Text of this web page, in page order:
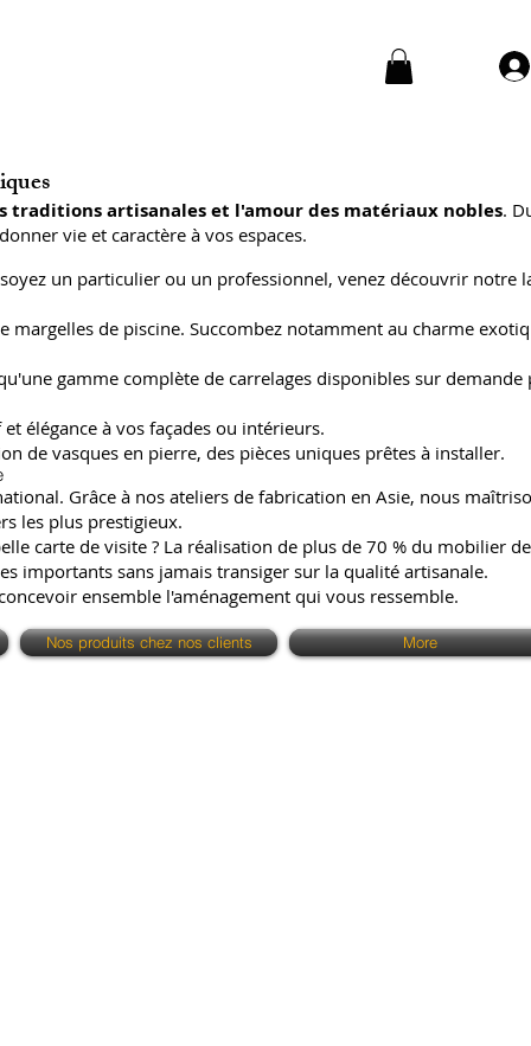
traditions artisanales et l'amour des matériaux nobles.
vie et caractère à vos espaces.
un particulier ou un professionnel, venez découvrir notre
margelles de piscine. Succombez notamment au charme
gamme complète de carrelages disponibles sur demande
élégance à vos façades ou intérieurs.
de vasques en pierre, des pièces uniques prêtes à installer.
Grâce à nos ateliers de fabrication en Asie, nous
les plus prestigieux.
carte de visite ? La réalisation de plus de 70 % du mobilier
importants sans jamais transiger sur la qualité artisanale.
ensemble l'aménagement qui vous ressemble.
Nos produits chez nos clients More